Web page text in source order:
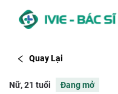
Quay Lại
Nữ, 21 tuổi Đang mở